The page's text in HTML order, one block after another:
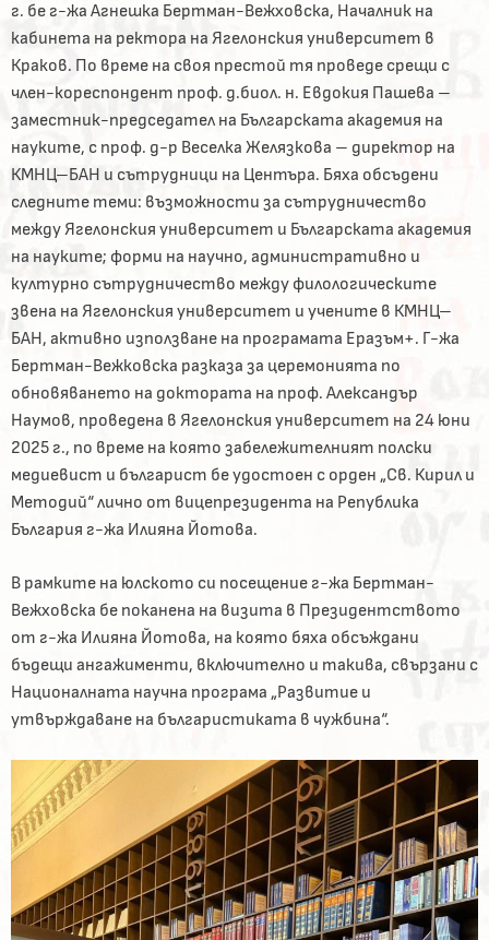
г. бе г-жа Агнешка Бертман-Вежховска, Началник на
кабинета на ректора на Ягелонския университет в
Краков. По време на своя престой тя проведе срещи с
член-кореспондент проф. д.биол. н. Евдокия Пашева –
заместник-председател на Българската академия на
науките, с проф. д-р Веселка Желязкова – директор на
КМНЦ–БАН и сътрудници на Центъра. Бяха обсъдени
следните теми: възможности за сътрудничество
между Ягелонския университет и Българската академия
на науките; форми на научно, административно и
културно сътрудничество между филологическите
звена на Ягелонския университет и учените в КМНЦ–
БАН, активно използване на програмата Еразъм+. Г-жа
Бертман-Вежковска разказа за церемонията по
обновяването на доктората на проф. Александър
Наумов, проведена в Ягелонския университет на 24 юни
2025 г., по време на която забележителният полски
медиевист и българист бе удостоен с орден „Св. Кирил и
Методий“ лично от вицепрезидента на Република
България г-жа Илияна Йотова.
В рамките на юлското си посещение г-жа Бертман-
Вежховска бе поканена на визита в Президентството
от г-жа Илияна Йотова, на която бяха обсъждани
бъдещи ангажименти, включително и такива, свързани с
Националната научна програма „Развитие и
утвърждаване на българистиката в чужбина“.